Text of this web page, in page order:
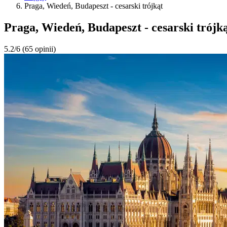
Praga, Wiedeń, Budapeszt - cesarski trójkąt
Praga, Wiedeń, Budapeszt - cesarski
5.2/6 (65 opinii)